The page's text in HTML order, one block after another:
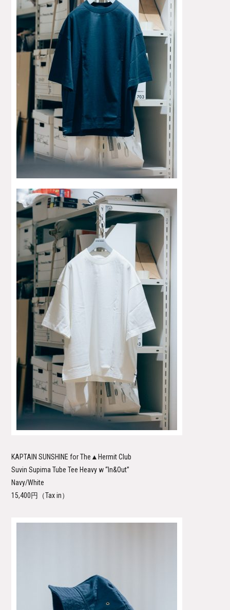
KAPTAIN SUNSHINE for The▲Hermit Club
Suvin Supima Tube Tee Heavy w “In&Out”
Navy/White
15,400円（Tax in）